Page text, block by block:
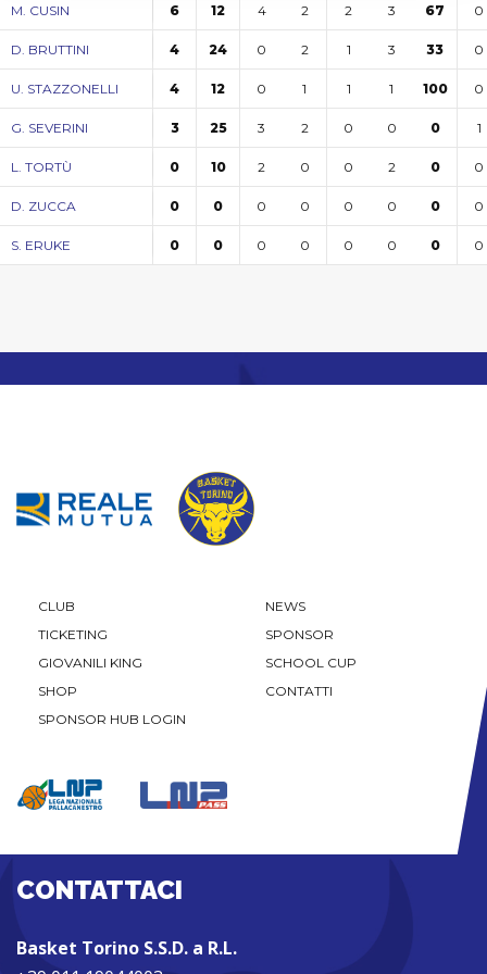
M. CUSIN 6 12 4 2 2 3 67 0
D. BRUTTINI 4 24 0 2 1 3 33 0
U. STAZZONELLI 4 12 0 1 1 1 100 0
G. SEVERINI 3 25 3 2 0 0 0 1
L. TORTÙ 0 10 2 0 0 2 0 0
D. ZUCCA 0 0 0 0 0 0 0 0
S. ERUKE 0 0 0 0 0 0 0 0
CLUB
NEWS
TICKETING
SPONSOR
GIOVANILI KING
SCHOOL CUP
SHOP
CONTATTI
SPONSOR HUB LOGIN
CONTATTACI
Basket Torino S.S.D. a R.L.